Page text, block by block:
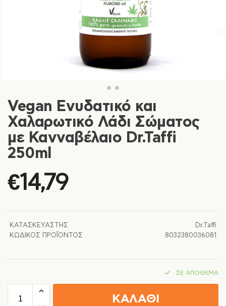
Vegan Ενυδατικό και
Χαλαρωτικό Λάδι Σώματος
με Κανναβέλαιο Dr.Taffi
250ml
€14,79
ΚΑΤΑΣΚΕΥΑΣΤΉΣ
Dr.Taffi
ΚΩΔΙΚΌΣ ΠΡΟΪΌΝΤΟΣ
8032380036081
ΣΕ ΑΠΌΘΕΜΑ
ΚΑΛΑΘΙ